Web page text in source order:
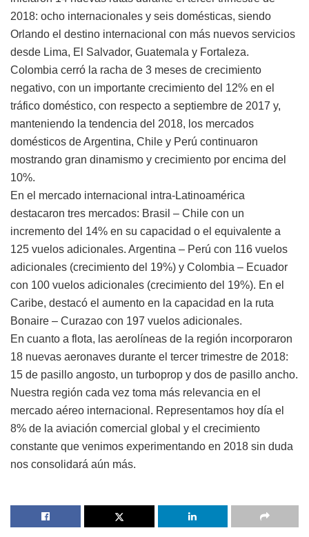
2018: ocho internacionales y seis domésticas, siendo
Orlando el destino internacional con más nuevos servicios
desde Lima, El Salvador, Guatemala y Fortaleza.
Colombia cerró la racha de 3 meses de crecimiento
negativo, con un importante crecimiento del 12% en el
tráfico doméstico, con respecto a septiembre de 2017 y,
manteniendo la tendencia del 2018, los mercados
domésticos de Argentina, Chile y Perú continuaron
mostrando gran dinamismo y crecimiento por encima del
10%.
En el mercado internacional intra-Latinoamérica
destacaron tres mercados: Brasil – Chile con un
incremento del 14% en su capacidad o el equivalente a
125 vuelos adicionales. Argentina – Perú con 116 vuelos
adicionales (crecimiento del 19%) y Colombia – Ecuador
con 100 vuelos adicionales (crecimiento del 19%). En el
Caribe, destacó el aumento en la capacidad en la ruta
Bonaire – Curazao con 197 vuelos adicionales.
En cuanto a flota, las aerolíneas de la región incorporaron
18 nuevas aeronaves durante el tercer trimestre de 2018:
15 de pasillo angosto, un turboprop y dos de pasillo ancho.
Nuestra región cada vez toma más relevancia en el
mercado aéreo internacional. Representamos hoy día el
8% de la aviación comercial global y el crecimiento
constante que venimos experimentando en 2018 sin duda
nos consolidará aún más.